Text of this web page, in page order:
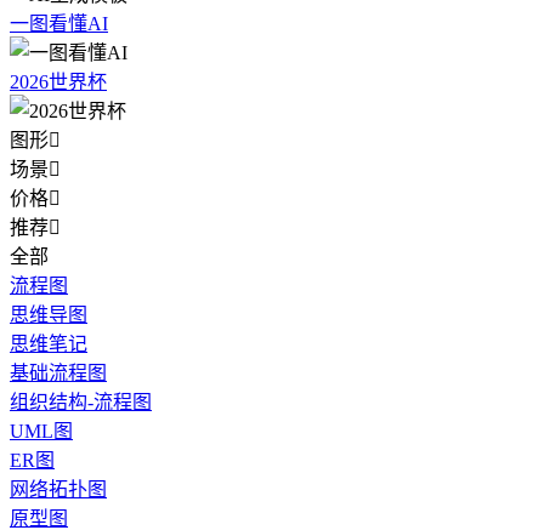
一图看懂AI
2026世界杯
图形
场景
价格
推荐
全部
流程图
思维导图
思维笔记
基础流程图
组织结构-流程图
UML图
ER图
网络拓扑图
原型图